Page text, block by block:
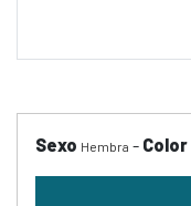
Sexo Hembra - Color